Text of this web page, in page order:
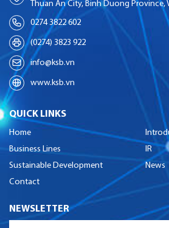
Thuan An City, Binh Duong Province,
0274 3822 602
(0274) 3823 922
info@ksb.vn
www.ksb.vn
QUICK LINKS
Home
Business Lines
IR
Sustainable Development
News
Contact
NEWSLETTER